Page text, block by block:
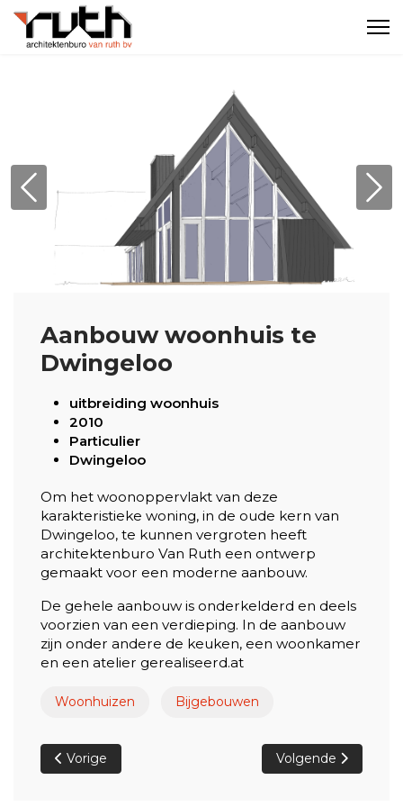
Previous
Aanbouw woonhuis te
Dwingeloo
uitbreiding woonhuis
2010
Particulier
Dwingeloo
Om het woonoppervlakt van deze
karakteristieke woning, in de oude kern van
Dwingeloo, te kunnen vergroten heeft
architektenburo Van Ruth een ontwerp
gemaakt voor een moderne aanbouw.
De gehele aanbouw is onderkelderd en deels
voorzien van een verdieping. In de aanbouw
zijn onder andere de keuken, een woonkamer
en een atelier gerealiseerd.at
Woonhuizen Bijgebouwen
Vorig artikel: Nieuwbouw woonboerderij + bijgebouw
Vorige Volgende artikel:
Volgende